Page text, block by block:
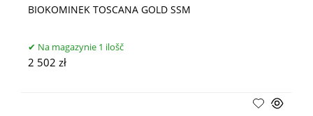
BIOKOMINEK TOSCANA GOLD SSM
Na magazynie 1 ilošč
2 502 zł